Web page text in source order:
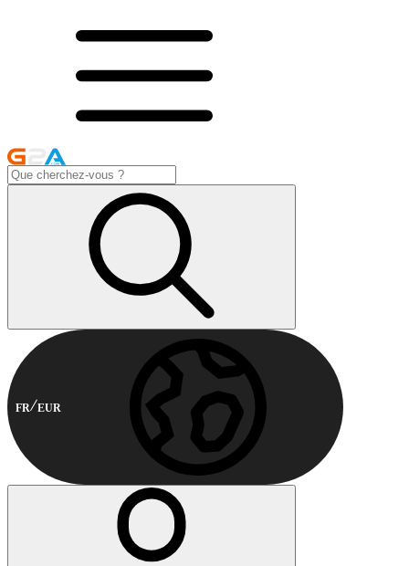
FR EUR